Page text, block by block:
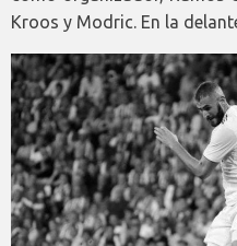
Kroos y Modric. En la